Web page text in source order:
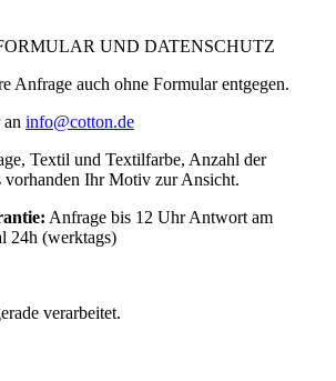
UND DATENSCHUTZ
Anfrage auch ohne Formular entgegen.
info@cotton.de
Textil und Textilfarbe, Anzahl der
Ihr Motiv zur Ansicht.
Anfrage bis 12 Uhr Antwort am
24h (werktags)
verarbeitet.